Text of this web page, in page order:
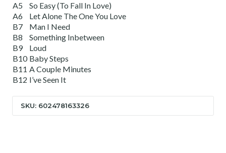
A5
So Easy (To Fall In Love)
A6
Let Alone The One You Love
B7
Man I Need
B8
Something Inbetween
B9
Loud
B10 Baby Steps
B11 A Couple Minutes
B12 I’ve Seen It
SKU: 602478163326